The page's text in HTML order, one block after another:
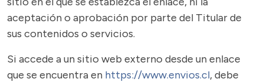
aceptación o aprobación por parte del Titular de
sus contenidos o servicios.
Si accede a un sitio web externo desde un enlace
que se encuentra en https://www.envios.cl, debe